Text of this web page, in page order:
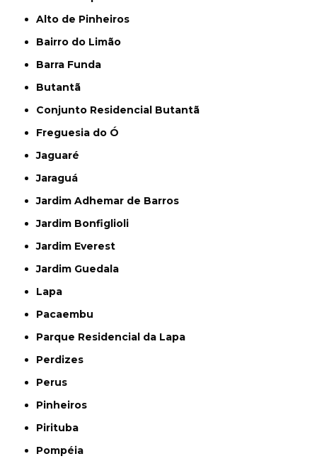
Alto de Pinheiros
Bairro do Limão
Barra Funda
Butantã
Conjunto Residencial Butantã
Freguesia do Ó
Jaguaré
Jaraguá
Jardim Adhemar de Barros
Jardim Bonfiglioli
Jardim Everest
Jardim Guedala
Lapa
Pacaembu
Parque Residencial da Lapa
Perdizes
Perus
Pinheiros
Pirituba
Pompéia